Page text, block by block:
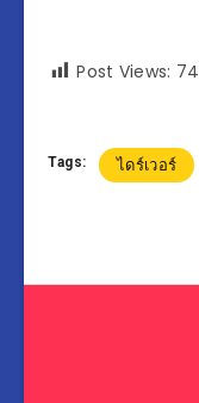
Post Views: 74
Tags: ไดร์เวอร์